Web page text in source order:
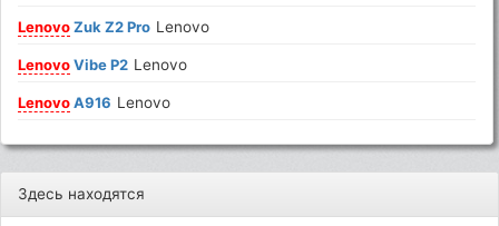
LenovoZuk Z2 Pro Lenovo
LenovoVibe P2 Lenovo
LenovoA916 Lenovo
Здесь находятся